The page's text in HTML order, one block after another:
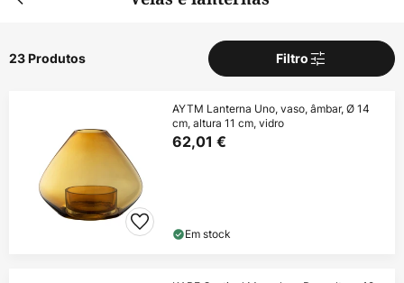
23 Produtos Filtro
AYTM Lanterna Uno, vaso, âmbar, Ø 14
cm, altura 11 cm, vidro
62,01 €
Em stock